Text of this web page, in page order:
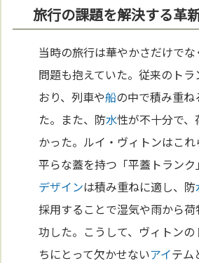
旅行の課題を解決する革
当時の旅行は華やかさだけでな
問題も抱えていた。従来のト
おり、列車や船の中で積み重
た。また、防水性が不十分で
かった。ルイ・ヴィトンはこれ
平らな蓋を持つ「平蓋トラン
デザインは積み重ねに適し、防
採用することで湿気や雨から
功した。こうして、ヴィトン
ちにとって欠かせないアイテム